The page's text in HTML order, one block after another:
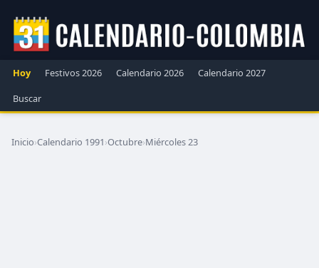
Hoy Festivos 2026 Calendario 2026
Calendario 2027
Buscar
Inicio›Calendario 1991›Octubre›Miércoles 23